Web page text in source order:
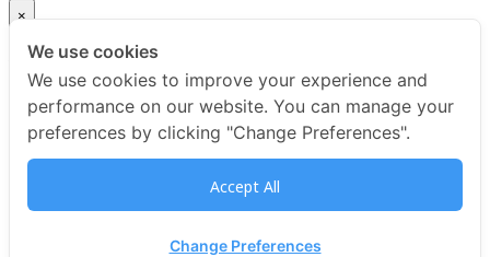
×
Your ticket for the: Certificate Data Quality Management
Essentials รุ่นที่ 4
Title
Certificate Data Quality Management Essentials รุ่นที่ 4
We use cookies
We use cookies to improve your experience and
performance on our website. You can manage your
preferences by clicking "Change Preferences".
Accept All
Change Preferences